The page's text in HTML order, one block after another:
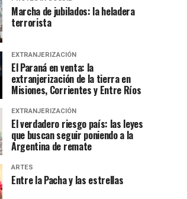
Marcha de jubilados: la heladera
terrorista
EXTRANJERIZACIÓN
El Paraná en venta: la
extranjerización de la tierra en
Misiones, Corrientes y Entre Ríos
EXTRANJERIZACIÓN
El verdadero riesgo país: las leyes
que buscan seguir poniendo a la
Argentina de remate
ARTES
Entre la Pacha y las estrellas